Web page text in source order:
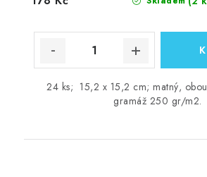
24 ks; 15,2 x 15,2 cm; matný,
gramáž 250 gr/m2.